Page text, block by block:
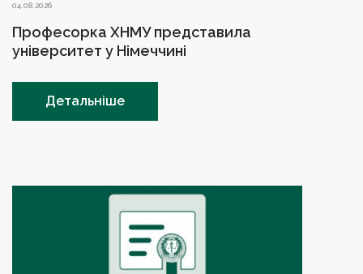
04.08.2026
Професорка ХНМУ представила
університет у Німеччині
Детальніше